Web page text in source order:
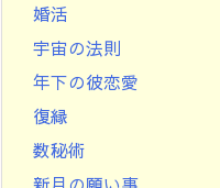
婚活
宇宙の法則
年下の彼恋愛
復縁
数秘術